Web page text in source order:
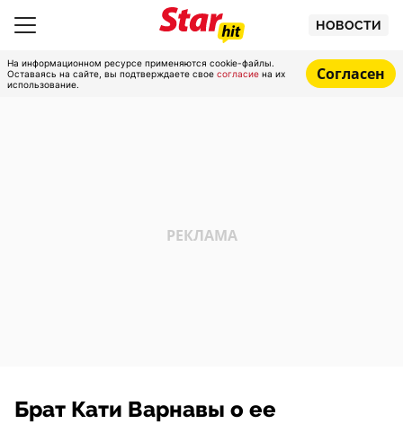
НОВОСТИ
На информационном ресурсе применяются cookie-файлы.
Оставаясь на сайте, вы подтверждаете свое согласие на их
использование.
Согласен
Брат Кати Варнавы о ее